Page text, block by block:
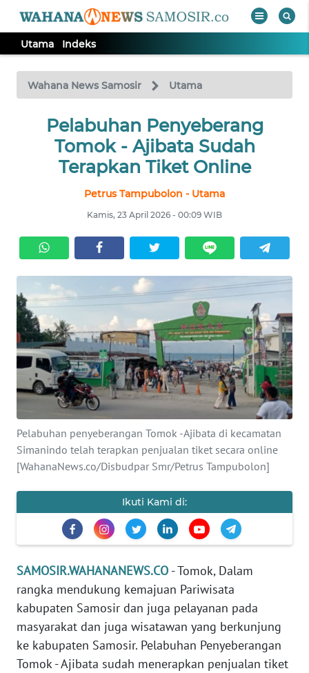
Utama Indeks
Wahana News Samosir Utama
Pelabuhan Penyeberang
Tomok - Ajibata Sudah
Terapkan Tiket Online
Petrus Tampubolon - Utama
Kamis, 23 April 2026 - 00:09 WIB
Pelabuhan penyeberangan Tomok -Ajibata di kecamatan
Simanindo telah terapkan penjualan tiket secara online
[WahanaNews.co/Disbudpar Smr/Petrus Tampubolon]
Ikuti Kami di:
SAMOSIR.WAHANANEWS.CO - Tomok, Dalam
rangka mendukung kemajuan Pariwisata
kabupaten Samosir dan juga pelayanan pada
masyarakat dan juga wisatawan yang berkunjung
ke kabupaten Samosir. Pelabuhan Penyeberangan
Tomok - Ajibata sudah menerapkan penjualan tiket
TV
Tutup
UTAMA
KONTAK
KAMI
INFO
IKLAN
TENTANG
KAMI
PEDOMAN
SIBER
KARIR
DISCLAIMER
Wahana
Regional
WN
SUMUT